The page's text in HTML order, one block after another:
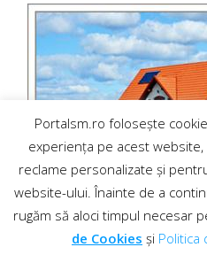
Portalsm.ro folosește
experiența pe acest
reclame personalizate și
website-ului. Înainte de a
rugăm să aloci timpul necesar
de Cookies și Politica